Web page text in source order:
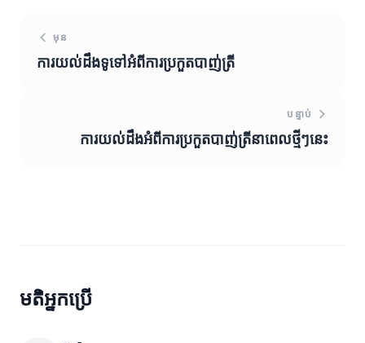
មុន
ការយល់ដឹងទូទៅអំពីការប្រកួតបាញ់ត្រី
បន្ទាប់
ការយល់ដឹងអំពីការប្រកួតបាញ់ត្រីនាពេលថ្មីៗនេះ
មតិអ្នកប្រើ